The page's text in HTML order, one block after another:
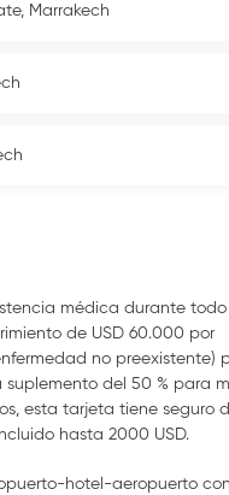
Marrakech
médica durante todo
de USD 60.000 por
no preexistente)
suplemento del 50 % para
esta tarjeta tiene seguro
hasta 2000 USD.
hotel-aeropuerto con